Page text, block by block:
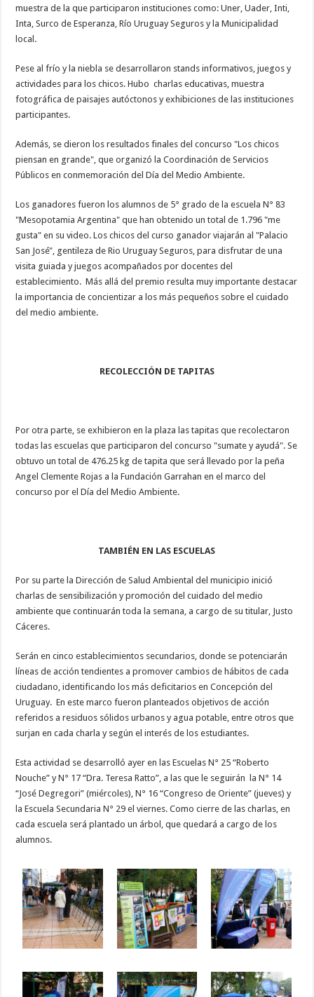
muestra de la que participaron instituciones como: Uner, Uader, Inti,
Inta, Surco de Esperanza, Río Uruguay Seguros y la Municipalidad
local.
Pese al frío y la niebla se desarrollaron stands informativos, juegos y
actividades para los chicos. Hubo charlas educativas, muestra
fotográfica de paisajes autóctonos y exhibiciones de las instituciones
participantes.
Además, se dieron los resultados finales del concurso "Los chicos
piensan en grande", que organizó la Coordinación de Servicios
Públicos en conmemoración del Día del Medio Ambiente.
Los ganadores fueron los alumnos de 5° grado de la escuela N° 83
"Mesopotamia Argentina" que han obtenido un total de 1.796 "me
gusta" en su video. Los chicos del curso ganador viajarán al "Palacio
San José", gentileza de Rio Uruguay Seguros, para disfrutar de una
visita guiada y juegos acompañados por docentes del
establecimiento. Más allá del premio resulta muy importante destacar
la importancia de concientizar a los más pequeños sobre el cuidado
del medio ambiente.
RECOLECCIÓN DE TAPITAS
Por otra parte, se exhibieron en la plaza las tapitas que recolectaron
todas las escuelas que participaron del concurso "sumate y ayudá". Se
obtuvo un total de 476.25 kg de tapita que será llevado por la peña
Angel Clemente Rojas a la Fundación Garrahan en el marco del
concurso por el Día del Medio Ambiente.
TAMBIÉN EN LAS ESCUELAS
Por su parte la Dirección de Salud Ambiental del municipio inició
charlas de sensibilización y promoción del cuidado del medio
ambiente que continuarán toda la semana, a cargo de su titular, Justo
Cáceres.
Serán en cinco establecimientos secundarios, donde se potenciarán
líneas de acción tendientes a promover cambios de hábitos de cada
ciudadano, identificando los más deficitarios en Concepción del
Uruguay. En este marco fueron planteados objetivos de acción
referidos a residuos sólidos urbanos y agua potable, entre otros que
surjan en cada charla y según el interés de los estudiantes.
Esta actividad se desarrolló ayer en las Escuelas N° 25 “Roberto
Nouche” y N° 17 “Dra. Teresa Ratto”, a las que le seguirán la N° 14
“José Degregori” (miércoles), N° 16 “Congreso de Oriente” (jueves) y
la Escuela Secundaria N° 29 el viernes. Como cierre de las charlas, en
cada escuela será plantado un árbol, que quedará a cargo de los
alumnos.